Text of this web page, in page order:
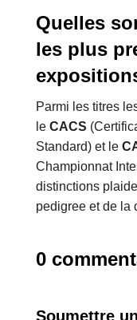
Quelles
les plus
Parmi les titres
le CACS
Standard) et le
Championnat
distinctions
pedigree et de la
0
Soumettre